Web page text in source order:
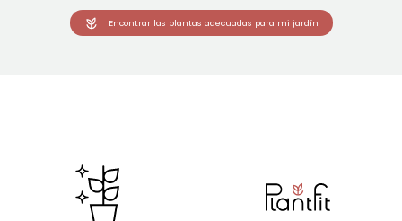
Encontrar las plantas adecuadas para mi jardín